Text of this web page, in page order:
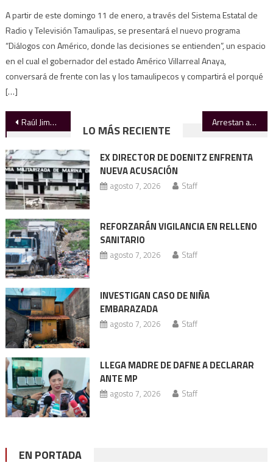
A partir de este domingo 11 de enero, a través del Sistema Estatal de
Radio y Televisión Tamaulipas, se presentará el nuevo programa
“Diálogos con Américo, donde las decisiones se entienden”, un espacio
en el cual el gobernador del estado Américo Villarreal Anaya,
conversará de frente con las y los tamaulipecos y compartirá el porqué
[…]
Navegación
de
entradas
Raúl Jiménez: su gol más valioso Arrestan a funcionario de la ANAM por presunta delincuencia organizada
LO MÁS RECIENTE
EX DIRECTOR DE DOENITZ ENFRENTA
NUEVA ACUSACIÓN
agosto 7, 2026 Staff
REFORZARÁN VIGILANCIA EN RELLENO
SANITARIO
agosto 7, 2026 Staff
INVESTIGAN CASO DE NIÑA
EMBARAZADA
agosto 7, 2026 Staff
LLEGA MADRE DE DAFNE A DECLARAR
ANTE MP
agosto 7, 2026 Staff
EN PORTADA